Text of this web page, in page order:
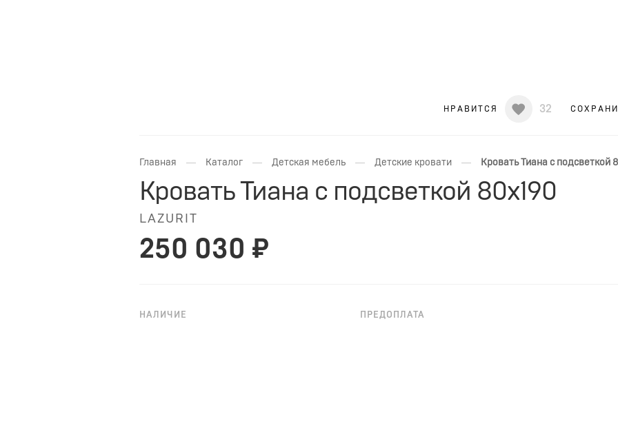
32
НРАВИТСЯ
Главная — Каталог — Детская мебель — Детские кровати — Кровать Тиана с подсветкой
Кровать Тиана с подсветкой 80x190
LAZURIT
250 030 ₽
НАЛИЧИЕ ПРЕДОПЛАТА